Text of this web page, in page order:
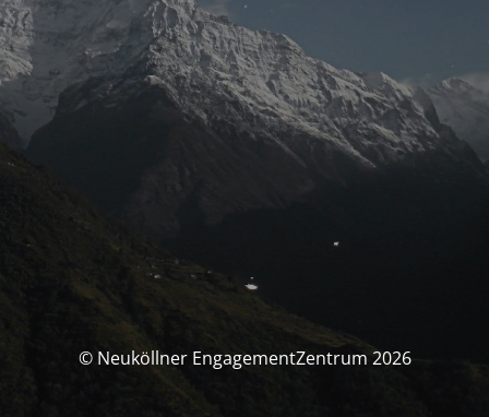
© Neuköllner EngagementZentrum 2026